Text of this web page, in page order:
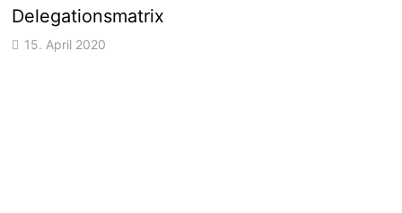
Delegationsmatrix
15. April 2020